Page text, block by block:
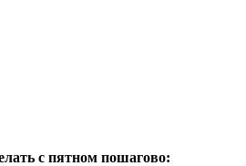
с пятном пошагово: